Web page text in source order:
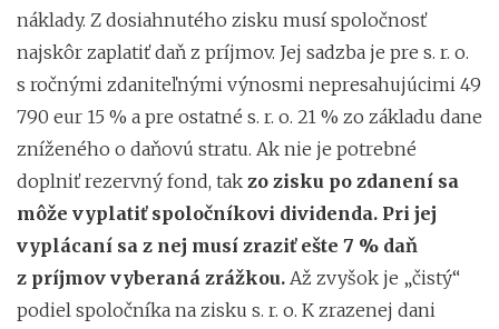
náklady. Z dosiahnutého zisku musí spoločnosť
najskôr zaplatiť daň z príjmov. Jej sadzba je pre s. r. o.
s ročnými zdaniteľnými výnosmi nepresahujúcimi 49
790 eur 15 % a pre ostatné s. r. o. 21 % zo základu dane
zníženého o daňovú stratu. Ak nie je potrebné
doplniť rezervný fond, tak zo zisku po zdanení sa
môže vyplatiť spoločníkovi dividenda. Pri jej
vyplácaní sa z nej musí zraziť ešte 7 % daň
z príjmov vyberaná zrážkou. Až zvyšok je „čistý“
podiel spoločníka na zisku s. r. o. K zrazenej dani